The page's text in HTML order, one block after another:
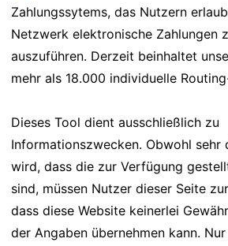
Zahlungssytems, das Nutzern
Netzwerk elektronische Zahlungen
auszuführen. Derzeit beinhaltet
mehr als 18.000 individuelle
Dieses Tool dient ausschließlich zu
Informationszwecken. Obwohl sehr
wird, dass die zur Verfügung
sind, müssen Nutzer dieser Seite
dass diese Website keinerlei
der Angaben übernehmen kann.